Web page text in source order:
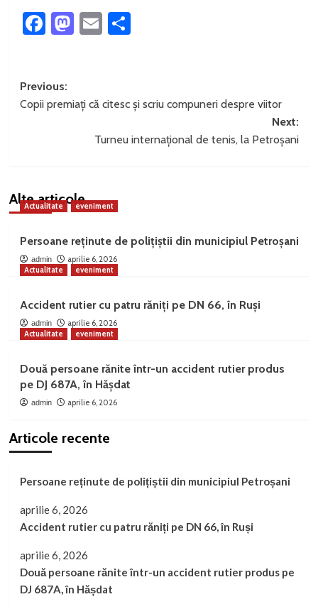
Facebook
Mastodon
EmailPartajează
Post
navigation
Previous:
Copii premiați că citesc și scriu compuneri despre viitor
Next:
Turneu internațional de tenis, la Petroșani
Alte articole
Actualitate eveniment
Persoane reținute de polițiștii din municipiul Petroșani
admin
aprilie 6, 2026
Actualitate
eveniment
Accident rutier cu patru răniți pe DN 66, în Ruși
admin
aprilie 6, 2026
Actualitate
eveniment
Două persoane rănite într-un accident rutier produs
pe DJ 687A, în Hășdat
admin aprilie 6, 2026
Articole recente
Persoane reținute de polițiștii din municipiul Petroșani
aprilie 6, 2026
Accident rutier cu patru răniți pe DN 66, în Ruși
aprilie 6, 2026
Două persoane rănite într-un accident rutier produs pe
DJ 687A, în Hășdat